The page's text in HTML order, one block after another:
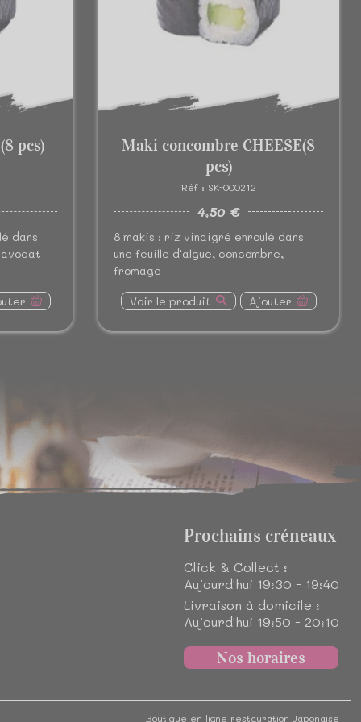
pcs)
dans
avocat
Maki concombre CHEESE(8
pcs)
Réf : SK-000212
4,50 €
8 makis : riz vinaigré enroulé dans
une feuille d'algue, concombre,
fromage
Voir le produit
Ajouter
Prochains créneaux
Click & Collect :
Aujourd'hui 19:30 - 19:40
Livraison à domicile :
Aujourd'hui 19:50 - 20:10
Nos horaires
Boutique en ligne restauration Japonaise